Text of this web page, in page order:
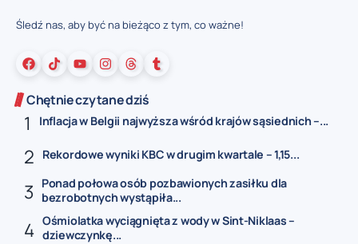
Śledź nas, aby być na bieżąco z tym, co ważne!
Chętnie czytane dziś
Inflacja w Belgii najwyższa wśród krajów sąsiednich –...
Rekordowe wyniki KBC w drugim kwartale – 1,15...
Ponad połowa osób pozbawionych zasiłku dla
bezrobotnych wystąpiła...
Ośmiolatka wyciągnięta z wody w Sint-Niklaas –
dziewczynkę...